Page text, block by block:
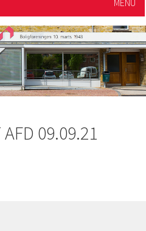
MENU
AFD 09.09.21